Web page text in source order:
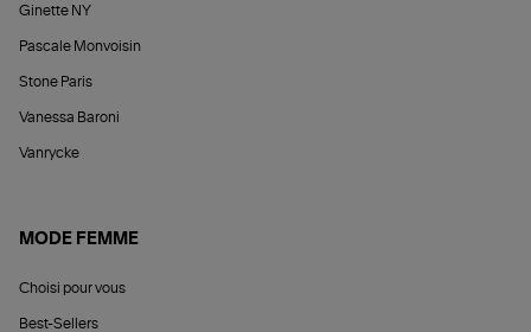
Ginette NY
Pascale Monvoisin
Stone Paris
Vanessa Baroni
Vanrycke
MODE FEMME
Choisi pour vous
Best-Sellers